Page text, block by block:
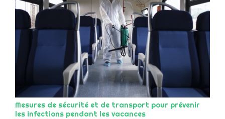
Mesures de sécurité et de transport pour prévenir
les infections pendant les vacances